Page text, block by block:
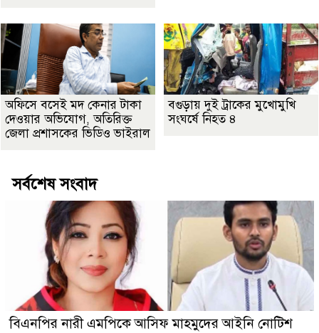
অফিসে বসেই মদ কেনার টাকা
দেওয়ার অভিযোগ, অতিরিক্ত
জেলা প্রশাসকের ভিডিও ভাইরাল
বগুড়ায় দুই ট্রাকের মুখোমুখি
সংঘর্ষে নিহত ৪
সর্বশেষ সংবাদ
বিএনপির নারী এমপিকে আসিফ মাহমুদের আইনি নোটিশ